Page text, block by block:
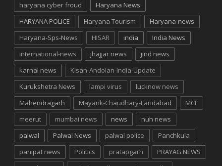
haryana cyber froud
Haryana News
HARYANA POLICE
Haryana Tourism
Haryana-news
Haryana-Sps-News
HISAR india
India News
international-news
jhajjar news
jind news
karnal news
Kisan-Andolan-India-Update
Kurukshetra News
lampi virus
lucknow news
Mahendragarh
Mayank-Chaudhary-Faridabad
MCF
meerut
mumbai news news
nuh news
palwal
Palwal News palwal police
Panchkula
panipat news
Politics pratapgarh
PRAYAG NEWS